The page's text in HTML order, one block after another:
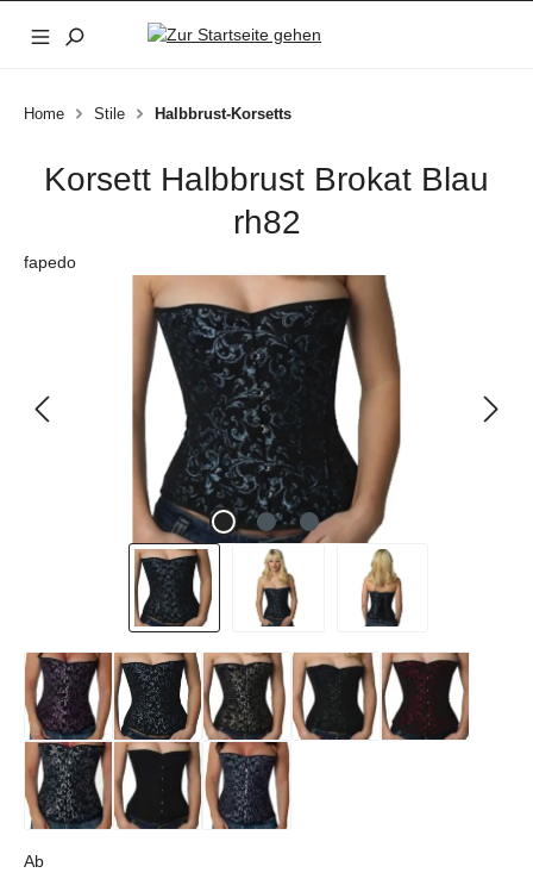
Zum Hauptinhalt springen
Home Stile Halbbrust-Korsetts
Korsett Halbbrust Brokat Blau
rh82
fapedo
Bildergalerie überspringen
AbRegulärer Preis: